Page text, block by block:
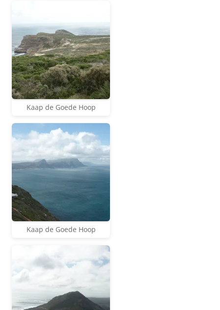
Kaap de Goede Hoop
Kaap de Goede Hoop